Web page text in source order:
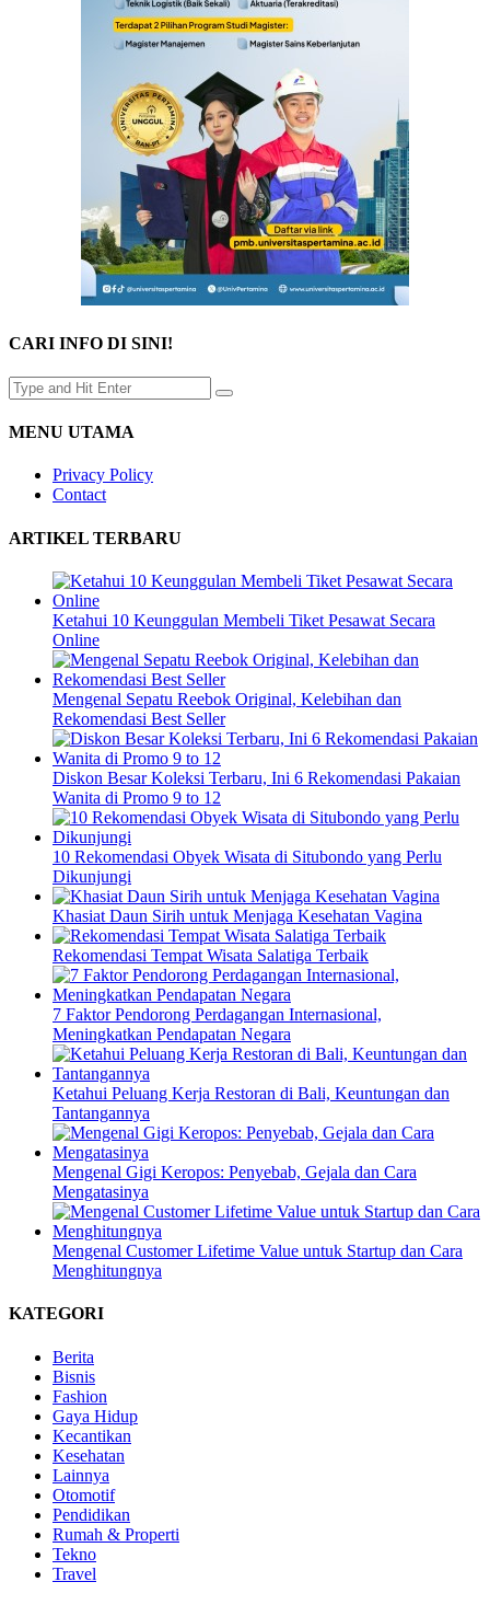
CARI INFO DI SINI!
MENU UTAMA
Privacy Policy
Contact
ARTIKEL TERBARU
Ketahui 10 Keunggulan Membeli Tiket Pesawat Secara
Online
Mengenal Sepatu Reebok Original, Kelebihan dan
Rekomendasi Best Seller
Diskon Besar Koleksi Terbaru, Ini 6 Rekomendasi Pakaian
Wanita di Promo 9 to 12
10 Rekomendasi Obyek Wisata di Situbondo yang Perlu
Dikunjungi
Khasiat Daun Sirih untuk Menjaga Kesehatan Vagina
Rekomendasi Tempat Wisata Salatiga Terbaik
7 Faktor Pendorong Perdagangan Internasional,
Meningkatkan Pendapatan Negara
Ketahui Peluang Kerja Restoran di Bali, Keuntungan dan
Tantangannya
Mengenal Gigi Keropos: Penyebab, Gejala dan Cara
Mengatasinya
Mengenal Customer Lifetime Value untuk Startup dan Cara
Menghitungnya
KATEGORI
Berita
Bisnis
Fashion
Gaya Hidup
Kecantikan
Kesehatan
Lainnya
Otomotif
Pendidikan
Rumah & Properti
Tekno
Travel